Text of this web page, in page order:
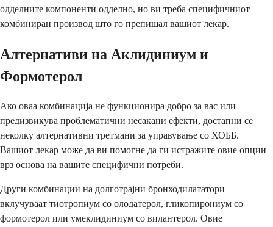
одделните компоненти одделно, но ви треба специфичниот
комбиниран производ што го препишал вашиот лекар.
Алтернативи на Аклидиниум и
Формотерол
Ако оваа комбинација не функционира добро за вас или
предизвикува проблематични несакани ефекти, достапни се
неколку алтернативни третмани за управување со ХОББ.
Вашиот лекар може да ви помогне да ги истражите овие опции
врз основа на вашите специфични потреби.
Други комбинации на долготрајни бронходилататори
вклучуваат тиотропиум со олодатерол, гликопирониум со
формотерол или умеклидиниум со вилантерол. Овие